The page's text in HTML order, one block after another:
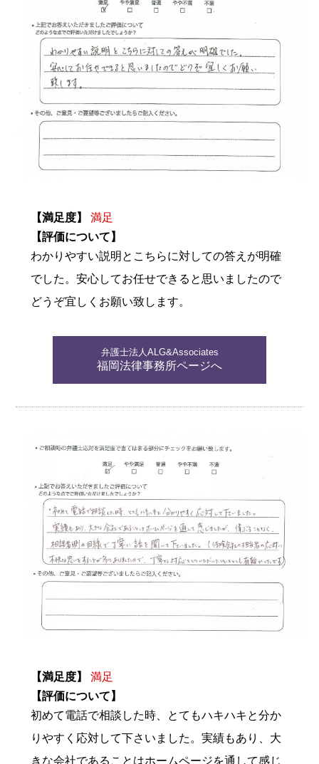
【満足度】
満足
【評価について】
わかりやすい説明とこちらに対しての答えが明確
でした。安心してお任せできると思いましたので
どうぞ宜しくお願い致します。
弁護士法人ALG&Associates
福岡法律事務所ページへ
【満足度】
満足
【評価について】
初めて電話で相談した時、とてもハキハキと分か
りやすく応対して下さいました。実績もあり、大
きな会社であることはホームページを通して感じ